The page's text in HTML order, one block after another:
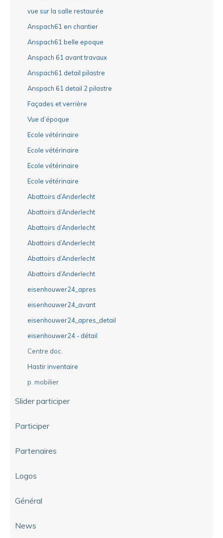
vue sur la salle restaurée
Anspach61 en chantier
Anspach61 belle epoque
Anspach 61 avant travaux
Anspach61 detail pilastre
Anspach 61 detail 2 pilastre
Façades et verrière
Vue d’époque
Ecole vétérinaire
Ecole vétérinaire
Ecole vétérinaire
Ecole vétérinaire
Abattoirs d’Anderlecht
Abattoirs d’Anderlecht
Abattoirs d’Anderlecht
Abattoirs d’Anderlecht
Abattoirs d’Anderlecht
Abattoirs d’Anderlecht
eisenhouwer24_apres
eisenhouwer24_avant
eisenhouwer24_apres_detail
eisenhouwer24 - détail
Centre doc.
Hastir inventaire
p. mobilier
Slider participer
Participer
Partenaires
Logos
Général
News